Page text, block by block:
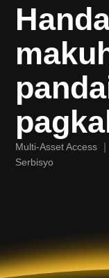
Multi-Asset Access
Serbisyo